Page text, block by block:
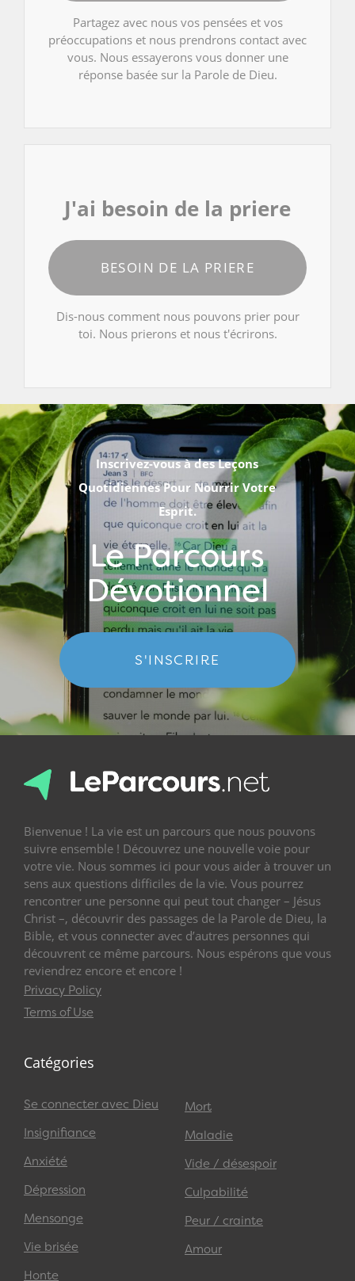
Partagez avec nous vos pensées et vos
préoccupations et nous prendrons contact avec
vous. Nous essayerons vous donner une
réponse basée sur la Parole de Dieu.
J'ai besoin de la priere
BESOIN DE LA PRIERE
Dis-nous comment nous pouvons prier pour
toi. Nous prierons et nous t'écrirons.
Inscrivez-vous à des Leçons
Quotidiennes Pour Nourrir Votre
Esprit.
Le Parcours
Dévotionnel
S'INSCRIRE
Bienvenue ! La vie est un parcours que nous pouvons
suivre ensemble ! Découvrez une nouvelle voie pour
votre vie. Nous sommes ici pour vous aider à trouver un
sens aux questions difficiles de la vie. Vous pourrez
rencontrer une personne qui peut tout changer – Jésus
Christ –, découvrir des passages de la Parole de Dieu, la
Bible, et vous connecter avec d’autres personnes qui
découvrent ce même parcours. Nous espérons que vous
reviendrez encore et encore !
Privacy Policy
Terms of Use
Catégories
Se connecter avec Dieu
Insignifiance
Anxiété
Dépression
Mensonge
Vie brisée
Honte
Mort
Maladie
Vide / désespoir
Culpabilité
Peur / crainte
Amour